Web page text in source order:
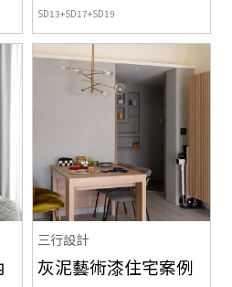
SD13+SD17+SD19
三行設計
灰泥藝術漆住宅案例